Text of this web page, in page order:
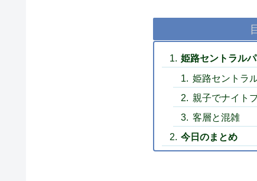
姫路セントラル
姫路セントラ
親子でナイト
客層と混雑
今日のまとめ